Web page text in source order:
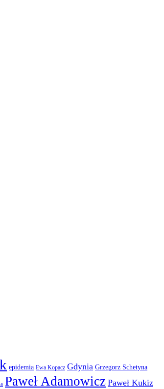
epidemia Ewa Kopacz Gdynia Grzegorz Schetyna
Paweł Adamowicz Paweł Kukiz